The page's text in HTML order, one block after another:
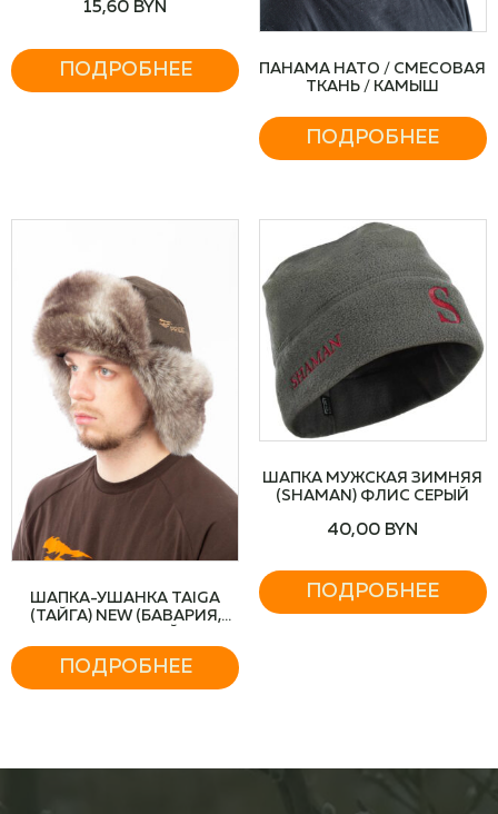
15,60 BYN
ПОДРОБНЕЕ
ПАНАМА НАТО / СМЕСОВАЯ
ТКАНЬ / КАМЫШ
ПОДРОБНЕЕ
ШАПКА-УШАНКА TAIGA
(ТАЙГА) NEW (БАВАРИЯ,
ПОДРОБНЕЕ
ШАПКА МУЖСКАЯ ЗИМНЯЯ
(SHAMAN) ФЛИС СЕРЫЙ
40,00 BYN
ПОДРОБНЕЕ